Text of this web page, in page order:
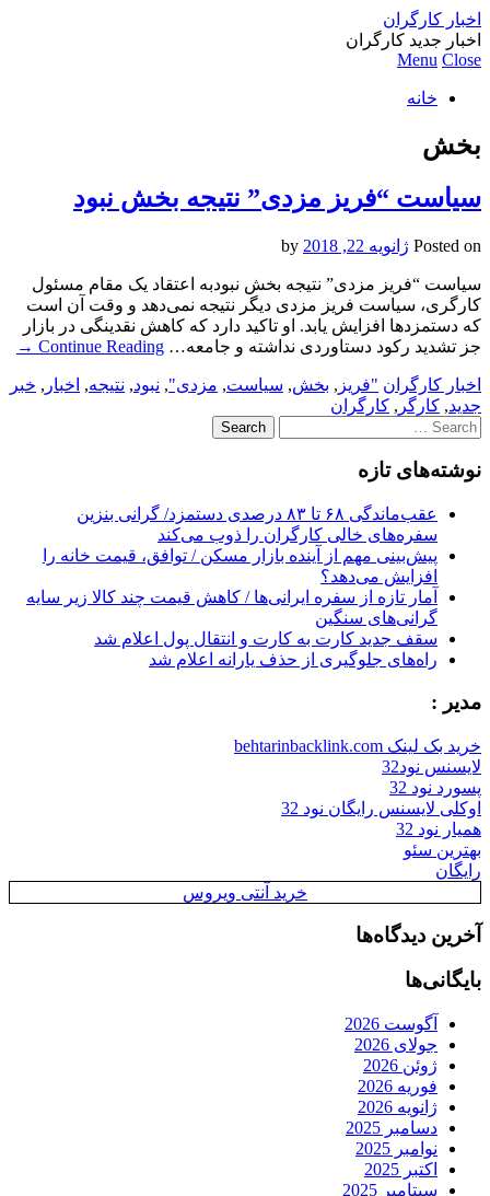
اخبار کارگران
اخبار جدید کارگران
Menu Close
خانه
بخش
سیاست “فریز مزدی” نتیجه بخش نبود
Posted on ژانویه 22, 2018
سیاست “فریز مزدی” نتیجه بخش نبودبه اعتقاد یک مقام مسئول
کارگری، سیاست فریز مزدی دیگر نتیجه نمی‌دهد و وقت آن است
که دستمزدها افزایش یابد. او تاکید دارد که کاهش نقدینگی در بازار
جز تشدید رکود دستاوردی نداشته و جامعه… Continue Reading
→
اخبار کارگران "فریز , بخش, سیاست, مزدی", نبود, نتیجه, اخبار , خبر
جدید, کارگر , کارگران
Search
for:
نوشته‌های تازه
عقب‌ماندگی ۶۸ تا ۸۳ درصدی دستمزد/ گرانی بنزین
سفره‌های خالی کارگران را ذوب می‌کند
پیش‌بینی مهم از آینده بازار مسکن / توافق، قیمت خانه را
افزایش می‌دهد؟
آمار تازه از سفره ایرانی‌ها / کاهش قیمت چند کالا زیر سایه
گرانی‌های سنگین
سقف جدید کارت به کارت و انتقال پول اعلام شد
راه‌های جلوگیری از حذف یارانه اعلام شد
مدیر :
خرید بک لینک behtarinbacklink.com
لایسنس نود32
پسورد نود 32
اوکلی لایسنس رایگان نود 32
همیار نود 32
بهترین سئو
رایگان
خرید آنتی ویروس
آخرین دیدگاه‌ها
بایگانی‌ها
آگوست 2026
جولای 2026
ژوئن 2026
فوریه 2026
ژانویه 2026
دسامبر 2025
نوامبر 2025
اکتبر 2025
سپتامبر 2025